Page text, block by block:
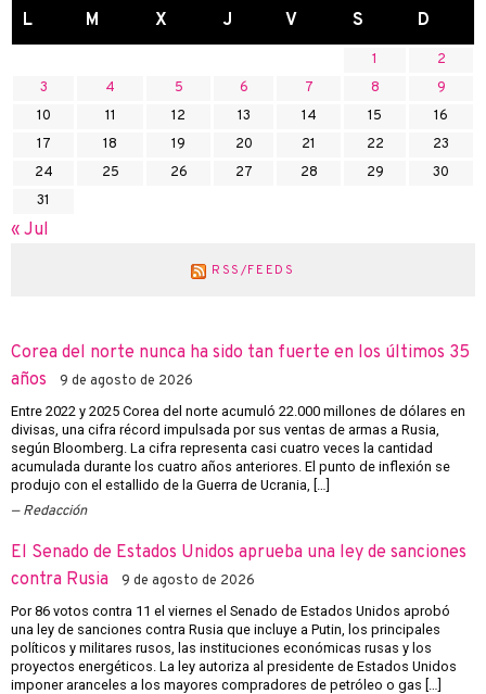
L M X J V S D
1
2
3
4 5 6 7 8
9
10
11 12 13 14 15
16
17
18 19 20 21 22
23
24
25 26 27 28 29
30
31
« Jul
RSS/FEEDS
Corea del norte nunca ha sido tan fuerte en los últimos 35
años
9 de agosto de 2026
Entre 2022 y 2025 Corea del norte acumuló 22.000 millones de dólares en
divisas, una cifra récord impulsada por sus ventas de armas a Rusia,
según Bloomberg. La cifra representa casi cuatro veces la cantidad
acumulada durante los cuatro años anteriores. El punto de inflexión se
produjo con el estallido de la Guerra de Ucrania, […]
Redacción
El Senado de Estados Unidos aprueba una ley de sanciones
contra Rusia
9 de agosto de 2026
Por 86 votos contra 11 el viernes el Senado de Estados Unidos aprobó
una ley de sanciones contra Rusia que incluye a Putin, los principales
políticos y militares rusos, las instituciones económicas rusas y los
proyectos energéticos. La ley autoriza al presidente de Estados Unidos
imponer aranceles a los mayores compradores de petróleo o gas […]